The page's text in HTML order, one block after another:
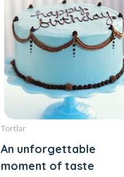
Tortlar
An unforgettable
moment of taste